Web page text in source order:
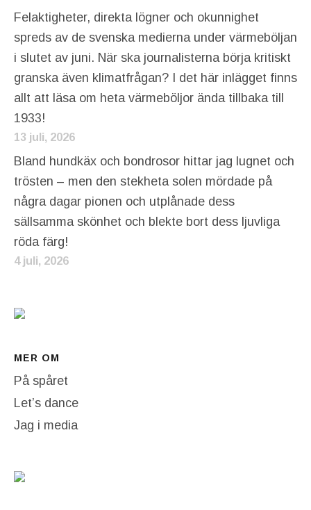
Felaktigheter, direkta lögner och okunnighet
spreds av de svenska medierna under värmeböljan
i slutet av juni. När ska journalisterna börja kritiskt
granska även klimatfrågan? I det här inlägget finns
allt att läsa om heta värmeböljor ända tillbaka till
1933!
13 juli, 2026
Bland hundkäx och bondrosor hittar jag lugnet och
trösten – men den stekheta solen mördade på
några dagar pionen och utplånade dess
sällsamma skönhet och blekte bort dess ljuvliga
röda färg!
4 juli, 2026
MER OM
På spåret
Let’s dance
Jag i media